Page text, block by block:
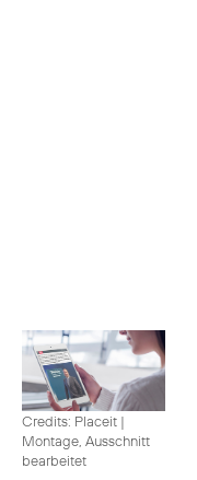
Credits: Placeit |
Montage, Ausschnitt
bearbeitet